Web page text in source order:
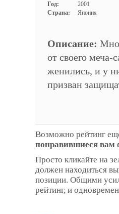
Год:
2001
Страна:
Япония
Описание:
от своего
женились, и у
призван
Возможно рейтинг
понравившиеся
Просто кликайте на
должен находиться
позиции. Общими
рейтинг, и